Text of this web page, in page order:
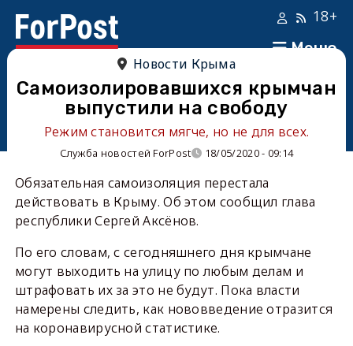
Меню
18+
Новости Крыма
Самоизолировавшихся крымчан
выпустили на свободу
Режим становится мягче, но не для всех.
Служба новостей ForPost 18/05/2020 - 09:14
Обязательная самоизоляция перестала
действовать в Крыму. Об этом сообщил глава
республики Сергей Аксёнов.
По его словам, с сегодняшнего дня крымчане
могут выходить на улицу по любым делам и
штрафовать их за это не будут. Пока власти
намерены следить, как нововведение отразится
на коронавирусной статистике.